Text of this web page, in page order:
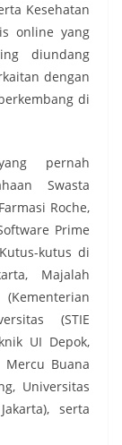
Kesehatan
online yang
diundang
dengan
di
pernah
Swasta
Roche,
Prime
kutus di
Majalah
(STIE
UI Depok,
Mercu Buana
Universitas
serta